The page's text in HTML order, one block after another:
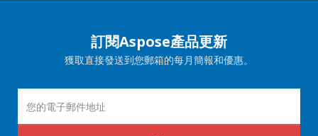
訂閱Aspose產品更新
獲取直接發送到您郵箱的每月簡報和優惠。